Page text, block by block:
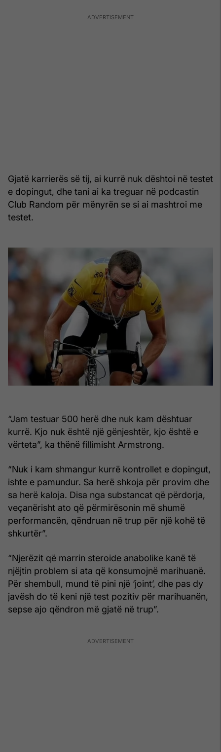
Gjatë karrierës së tij, ai kurrë nuk dështoi në testet
e dopingut, dhe tani ai ka treguar në podcastin
Club Random për mënyrën se si ai mashtroi me
testet.
“Jam testuar 500 herë dhe nuk kam dështuar
kurrë. Kjo nuk është një gënjeshtër, kjo është e
vërteta”, ka thënë fillimisht Armstrong.
“Nuk i kam shmangur kurrë kontrollet e dopingut,
ishte e pamundur. Sa herë shkoja për provim dhe
sa herë kaloja. Disa nga substancat që përdorja,
veçanërisht ato që përmirësonin më shumë
performancën, qëndruan në trup për një kohë të
shkurtër”.
“Njerëzit që marrin steroide anabolike kanë të
njëjtin problem si ata që konsumojnë marihuanë.
Për shembull, mund të pini një ‘joint’, dhe pas dy
javësh do të keni një test pozitiv për marihuanën,
sepse ajo qëndron më gjatë në trup”.